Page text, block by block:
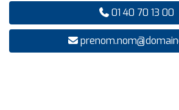
01 40 70 13 00